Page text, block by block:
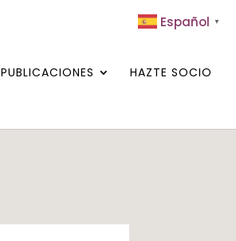
PUBLICACIONES HAZTE SOCIO
Español ▼